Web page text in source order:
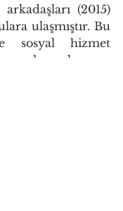
(2015)
ulaşmıştır. Bu
sosyal hizmet
olmayıp,